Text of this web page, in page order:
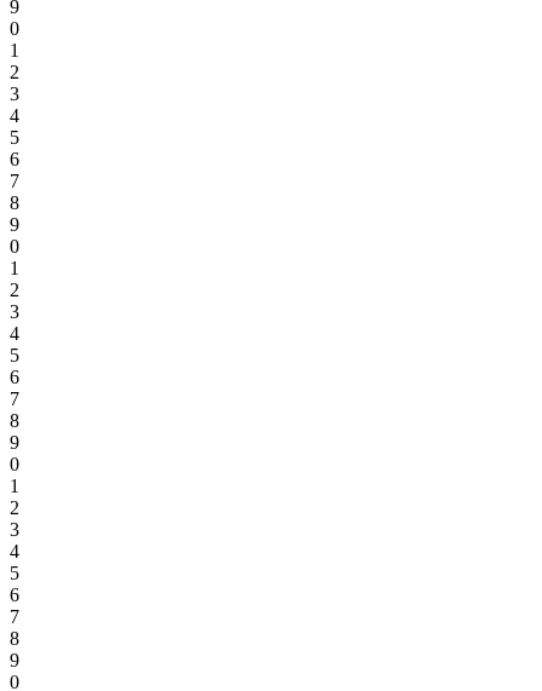
9
0
1
2
3
4
5
6
7
8
9
0
1
2
3
4
5
6
7
8
9
0
1
2
3
4
5
6
7
8
9
0